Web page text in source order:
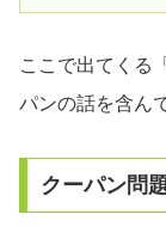
ここで出てくる
パンの話を含ん
クーパン問